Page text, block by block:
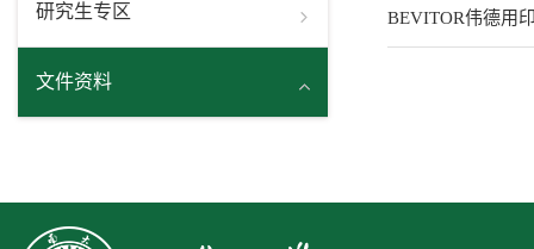
研究生专区
文件资料
BEVITOR伟德用